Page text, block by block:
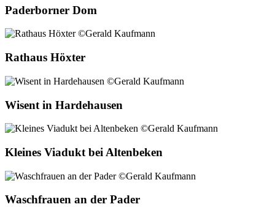
Paderborner Dom
Rathaus Höxter
Wisent in Hardehausen
Kleines Viadukt bei Altenbeken
Waschfrauen an der Pader